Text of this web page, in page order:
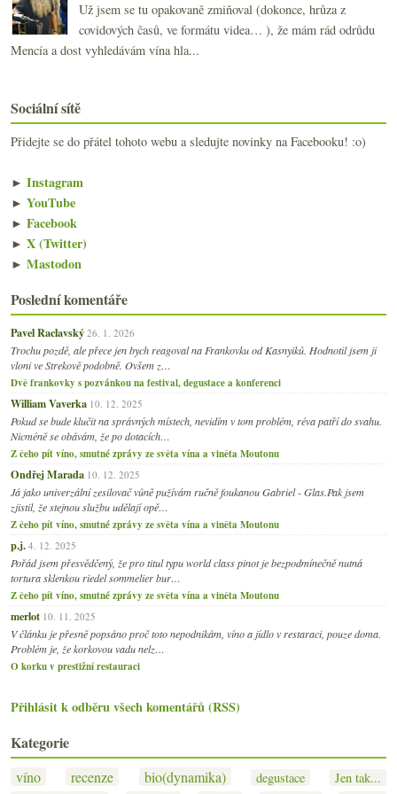
Už jsem se tu opakovaně zmiňoval (dokonce, hrůza z
covidových časů, ve formátu videa… ), že mám rád odrůdu
Mencía a dost vyhledávám vína hla...
Sociální sítě
Přidejte se do přátel tohoto webu a sledujte novinky na Facebooku! :o)
► Instagram
► YouTube
► Facebook
► X (Twitter)
► Mastodon
Poslední komentáře
Pavel Raclavský 26. 1. 2026
Trochu pozdě, ale přece jen bych reagoval na Frankovku od Kasnyiků. Hodnotil jsem ji
vloni ve Strekově podobně. Ovšem z…
Dvě frankovky s pozvánkou na festival, degustace a konferenci
William Vaverka 10. 12. 2025
Pokud se bude klučit na správných místech, nevidím v tom problém, réva patří do svahu.
Nicméně se obávám, že po dotacích…
Z čeho pít víno, smutné zprávy ze světa vína a viněta Moutonu
Ondřej Marada 10. 12. 2025
Já jako univerzální zesilovač vůně pužívám ručně foukanou Gabriel - Glas.Pak jsem
zjistil, že stejnou službu udělají opě…
Z čeho pít víno, smutné zprávy ze světa vína a viněta Moutonu
p.j. 4. 12. 2025
Pořád jsem přesvědčený, že pro titul typu world class pinot je bezpodmínečně nutná
tortura sklenkou riedel sommelier bur…
Z čeho pít víno, smutné zprávy ze světa vína a viněta Moutonu
merlot 10. 11. 2025
V článku je přesně popsáno proč toto nepodnikám, víno a jídlo v restaraci, pouze doma.
Problém je, že korkovou vadu nelz…
O korku v prestižní restauraci
Přihlásit k odběru všech komentářů (RSS)
Kategorie
víno recenze bio(dynamika) degustace
Jen tak...